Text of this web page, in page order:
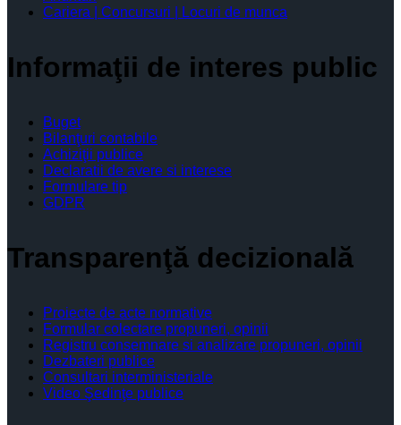
Cariera | Concursuri | Locuri de munca
Informaţii de interes public
Buget
Bilanţuri contabile
Achiziţii publice
Declaratii de avere si interese
Formulare tip
GDPR
Transparenţă decizională
Proiecte de acte normative
Formular colectare propuneri, opinii
Registru consemnare si analizare propuneri, opinii
Dezbateri publice
Consultari interministeriale
Video Şedinţe publice